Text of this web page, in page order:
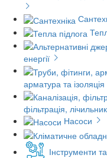
енергії
арматура та ізоляція
фільтрація,
Насоси
Інструменти